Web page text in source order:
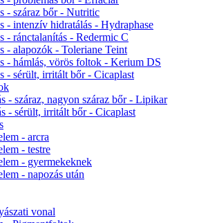
- száraz bőr - Nutritic
- intenzív hidratálás - Hydraphase
- ránctalanítás - Redermic C
- alapozók - Toleriane Teint
- hámlás, vörös foltok - Kerium DS
- sérült, irritált bőr - Cicaplast
- száraz, nagyon száraz bőr - Lipikar
- sérült, irritált bőr - Cicaplast
- arcra
- testre
- gyermekeknek
- napozás után
vonal